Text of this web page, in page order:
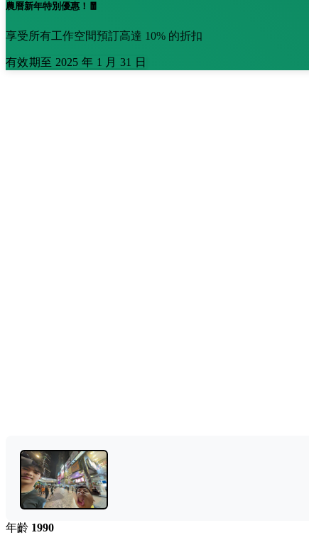
農曆新年特別優惠！🧧
享受所有工作空間預訂高達 10% 的折扣
有效期至 2025 年 1 月 31 日
年齡 1990